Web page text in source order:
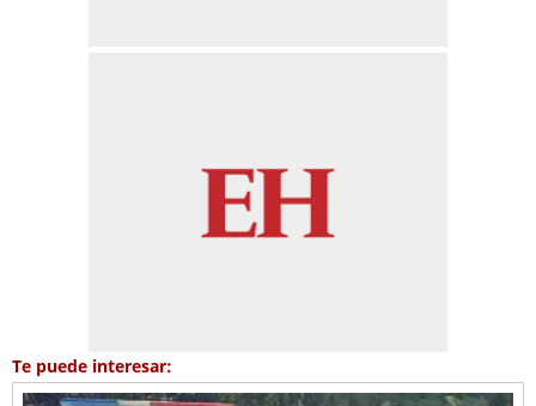
Te puede interesar: